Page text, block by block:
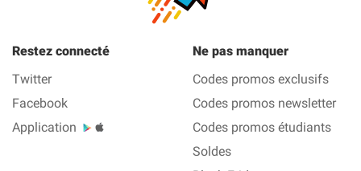
Restez connecté
Twitter
Facebook
Application
Ne pas manquer
Codes promos exclusifs
Codes promos newsletter
Codes promos étudiants
Soldes